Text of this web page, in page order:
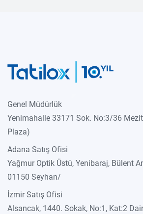
Genel Müdürlük
Yenimahalle 33171 Sok. No:3/36
Plaza)
Adana Satış Ofisi
Yağmur Optik Üstü, Yenibaraj, Bülent
01150 Seyhan/
İzmir Satış Ofisi
Alsancak, 1440. Sokak, No:1, Kat:2